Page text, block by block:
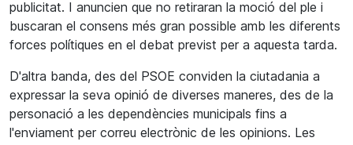
publicitat. I anuncien que no retiraran la moció del ple i
buscaran el consens més gran possible amb les diferents
forces polítiques en el debat previst per a aquesta tarda.
D'altra banda, des del PSOE conviden la ciutadania a
expressar la seva opinió de diverses maneres, des de la
personació a les dependències municipals fins a
l'enviament per correu electrònic de les opinions. Les